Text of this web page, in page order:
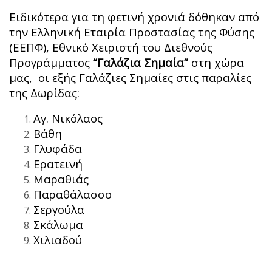
Ειδικότερα για τη φετινή χρονιά δόθηκαν από
την Ελληνική Εταιρία Προστασίας της Φύσης
(ΕΕΠΦ), Εθνικό Χειριστή του Διεθνούς
Προγράμματος “Γαλάζια Σημαία” στη χώρα
μας, οι εξής Γαλάζιες Σημαίες στις παραλίες
της Δωρίδας:
Αγ. Νικόλαος
Βάθη
Γλυφάδα
Ερατεινή
Μαραθιάς
Παραθάλασσο
Σεργούλα
Σκάλωμα
Χιλιαδού